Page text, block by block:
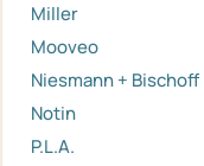
Miller
Mooveo
Niesmann + Bischoff
Notin
P.L.A.